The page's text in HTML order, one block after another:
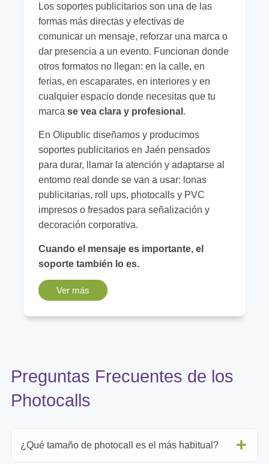
Los soportes publicitarios son una de las
formas más directas y efectivas de
comunicar un mensaje, reforzar una marca o
dar presencia a un evento. Funcionan donde
otros formatos no llegan: en la calle, en
ferias, en escaparates, en interiores y en
cualquier espacio donde necesitas que tu
marcase vea clara y profesional .
En Olipublic diseñamos y producimos
soportes publicitarios en Jaén pensados
para durar, llamar la atención y adaptarse al
entorno real donde se van a usar: lonas
publicitarias, roll ups, photocalls y PVC
impresos o fresados para señalización y
decoración corporativa.
Cuando el mensaje es importante, el
soporte también lo es.
Ver más
Preguntas Frecuentes de los
Photocalls
¿Qué tamaño de photocall es el más habitual?